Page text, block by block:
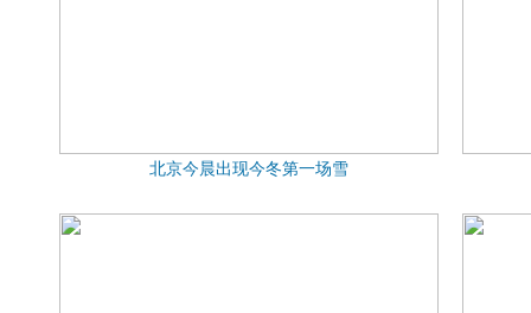
北京今晨出现今冬第一场雪